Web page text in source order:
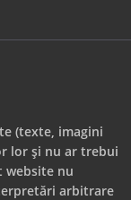
(texte, imagini
lor și nu ar trebui
website nu
arbitrare